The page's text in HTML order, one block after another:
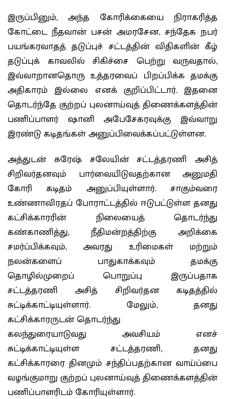
இருப்பினும், அந்த கோரிக்கையை நிராகரித்த
கோட்டை நீதவான் பசன் அமரசேன, சந்தேக நபர்
பயங்கரவாதத் தடுப்புச் சட்டத்தின் விதிகளின் கீழ்
தடுப்புக் காவலில் சிகிச்சை பெற்று வருவதால்,
இவ்வாறானதொரு உத்தரவைப் பிறப்பிக்க தமக்கு
அதிகாரம் இல்லை எனக் குறிப்பிட்டார். இதனை
தொடர்ந்தே குற்றப் புலனாய்வுத் திணைக்களத்தின்
பணிப்பாளர் ஷானி அபேசேகரவுக்கு இவ்வாறு
இரண்டு கடிதங்கள் அனுப்பிவைக்கப்பட்டுள்ளன.
அத்துடன் சுரேஷ் சலேயின் சட்டத்தரணி அசித்
சிறிவர்தனவும் பார்வையிடுவதற்கான அனுமதி
கோரி கடிதம் அனுப்பியுள்ளார். சாகும்வரை
உண்ணாவிரதப் போராட்டத்தில் ஈடுபட்டுள்ள தனது
கட்சிக்காரரின் நிலையைத் தொடர்ந்து
கண்காணித்து, நீதிமன்றத்திற்கு அறிக்கை
சமர்ப்பிக்கவும், அவரது உரிமைகள் மற்றும்
நலன்களைப் பாதுகாக்கவும் தமக்கு
தொழில்முறைப் பொறுப்பு இருப்பதாக
சட்டத்தரணி அசித் சிறிவர்தன கடிதத்தில்
சுட்டிக்காட்டியுள்ளார். மேலும், தனது
கட்சிக்காரருடன் தொடர்ந்து
கலந்துரையாடுவது அவசியம் எனச்
சுட்டிக்காட்டியுள்ள சட்டத்தரணி, தனது
கட்சிக்காரரை தினமும் சந்திப்பதற்கான வாய்ப்பை
வழங்குமாறு குற்றப் புலனாய்வுத் திணைக்களத்தின்
பணிப்பாளரிடம் கோரியுள்ளார்.